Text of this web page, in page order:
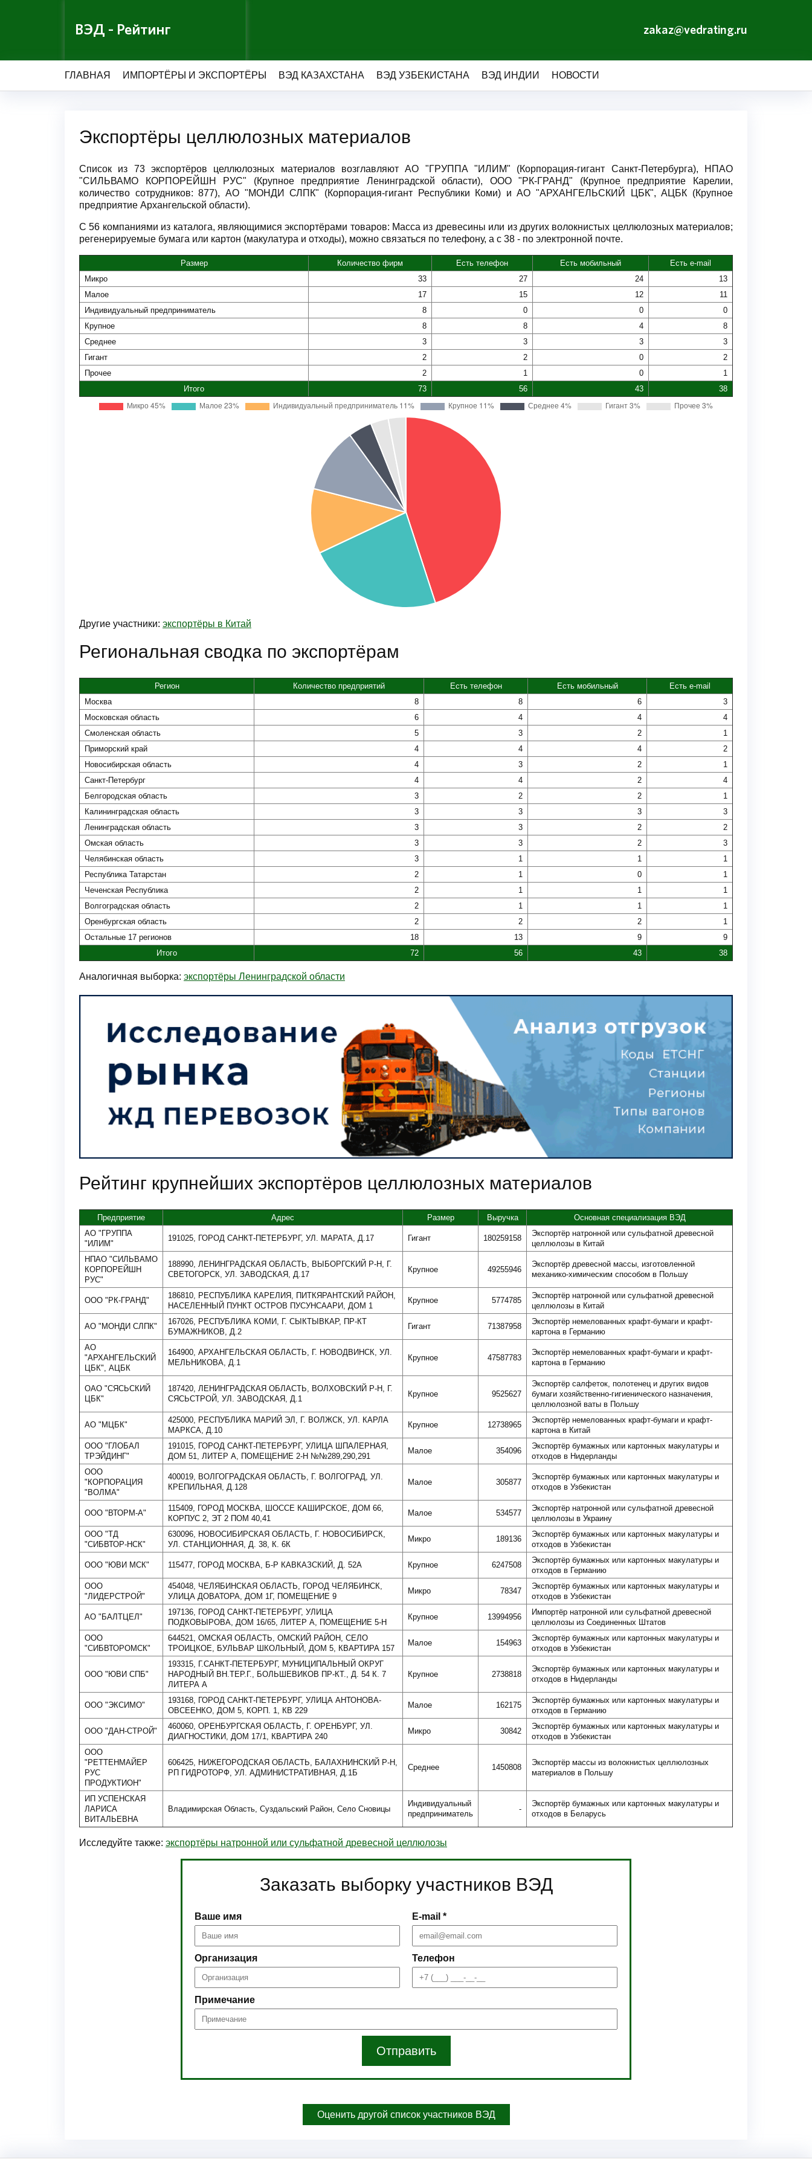
ВЭД - Рейтинг zakaz@vedrating.ru
ГЛАВНАЯ ИМПОРТЁРЫ И ЭКСПОРТЁРЫ ВЭД КАЗАХСТАНА ВЭД УЗБЕКИСТАНА ВЭД ИНДИИ НОВОСТИ
Экспортёры целлюлозных материалов
Список из 73 экспортёров целлюлозных материалов возглавляют АО "ГРУППА "ИЛИМ" (Корпорация-гигант Санкт-Петербурга), НПАО
"СИЛЬВАМО КОРПОРЕЙШН РУС" (Крупное предприятие Ленинградской области), ООО "РК-ГРАНД" (Крупное предприятие Карелии,
количество сотрудников: 877), АО "МОНДИ СЛПК" (Корпорация-гигант Республики Коми) и АО "АРХАНГЕЛЬСКИЙ ЦБК", АЦБК (Крупное
предприятие Архангельской области).
С 56 компаниями из каталога, являющимися экспортёрами товаров: Масса из древесины или из других волокнистых целлюлозных материалов;
регенерируемые бумага или картон (макулатура и отходы), можно связаться по телефону, а с 38 - по электронной почте.
Размер Количество фирм Есть телефон Есть мобильный
Есть e-mail
Микро
33 27 24
13
Малое
17 15 12
11
Индивидуальный предприниматель
8 0 0
0
Крупное
8 8 4
8
Среднее
3 3 3
3
Гигант
2 2 0
2
Прочее
2 1 0
1
Итого
73 56 43 38
Другие участники: экспортёры в Китай
Региональная сводка по экспортёрам
Регион Количество предприятий Есть телефон Есть мобильный
Есть e-mail
Москва
8 8 6
3
Московская область
6 4 4
4
Смоленская область
5 3 2
1
Приморский край
4 4 4
2
Новосибирская область
4 3 2
1
Санкт-Петербург
4 4 2
4
Белгородская область
3 2 2
1
Калининградская область
3 3 3
3
Ленинградская область
3 3 2
2
Омская область
3 3 2
3
Челябинская область
3 1 1
1
Республика Татарстан
2 1 0
1
Чеченская Республика
2 1 1
1
Волгоградская область
2 1 1
1
Оренбургская область
2 2 2
1
Остальные 17 регионов
18 13 9
9
Итого
72 56 43 38
Аналогичная выборка: экспортёры Ленинградской области
Рейтинг крупнейших экспортёров целлюлозных материалов
Предприятие Адрес Размер Выручка
Основная специализация ВЭД
АО "ГРУППА
"ИЛИМ"
191025, ГОРОД САНКТ-ПЕТЕРБУРГ, УЛ. МАРАТА, Д.17 Гигант 180259158
Экспортёр натронной или сульфатной древесной
целлюлозы в Китай
НПАО "СИЛЬВАМО
КОРПОРЕЙШН
РУС"
188990, ЛЕНИНГРАДСКАЯ ОБЛАСТЬ, ВЫБОРГСКИЙ Р-Н, Г.
СВЕТОГОРСК, УЛ. ЗАВОДСКАЯ, Д.17
Крупное 49255946
Экспортёр древесной массы, изготовленной
механико-химическим способом в Польшу
ООО "РК-ГРАНД"
186810, РЕСПУБЛИКА КАРЕЛИЯ, ПИТКЯРАНТСКИЙ РАЙОН,
НАСЕЛЕННЫЙ ПУНКТ ОСТРОВ ПУСУНСААРИ, ДОМ 1
Крупное 5774785
Экспортёр натронной или сульфатной древесной
целлюлозы в Китай
АО "МОНДИ СЛПК"
167026, РЕСПУБЛИКА КОМИ, Г. СЫКТЫВКАР, ПР-КТ
БУМАЖНИКОВ, Д.2
Гигант 71387958
Экспортёр немелованных крафт-бумаги и крафт-
картона в Германию
АО
"АРХАНГЕЛЬСКИЙ
ЦБК", АЦБК
164900, АРХАНГЕЛЬСКАЯ ОБЛАСТЬ, Г. НОВОДВИНСК, УЛ.
МЕЛЬНИКОВА, Д.1
Крупное 47587783
Экспортёр немелованных крафт-бумаги и крафт-
картона в Германию
ОАО "СЯСЬСКИЙ
ЦБК"
187420, ЛЕНИНГРАДСКАЯ ОБЛАСТЬ, ВОЛХОВСКИЙ Р-Н, Г.
СЯСЬСТРОЙ, УЛ. ЗАВОДСКАЯ, Д.1
Крупное 9525627
Экспортёр салфеток, полотенец и других видов
бумаги хозяйственно-гигиенического назначения,
целлюлозной ваты в Польшу
АО "МЦБК"
425000, РЕСПУБЛИКА МАРИЙ ЭЛ, Г. ВОЛЖСК, УЛ. КАРЛА
МАРКСА, Д.10
Крупное 12738965
Экспортёр немелованных крафт-бумаги и крафт-
картона в Китай
ООО "ГЛОБАЛ
ТРЭЙДИНГ"
191015, ГОРОД САНКТ-ПЕТЕРБУРГ, УЛИЦА ШПАЛЕРНАЯ,
ДОМ 51, ЛИТЕР А, ПОМЕЩЕНИЕ 2-Н №№289,290,291
Малое 354096
Экспортёр бумажных или картонных макулатуры и
отходов в Нидерланды
ООО
"КОРПОРАЦИЯ
"ВОЛМА"
400019, ВОЛГОГРАДСКАЯ ОБЛАСТЬ, Г. ВОЛГОГРАД, УЛ.
КРЕПИЛЬНАЯ, Д.128
Малое 305877
Экспортёр бумажных или картонных макулатуры и
отходов в Узбекистан
ООО "ВТОРМ-А"
115409, ГОРОД МОСКВА, ШОССЕ КАШИРСКОЕ, ДОМ 66,
КОРПУС 2, ЭТ 2 ПОМ 40,41
Малое 534577
Экспортёр натронной или сульфатной древесной
целлюлозы в Украину
ООО "ТД
"СИБВТОР-НСК"
630096, НОВОСИБИРСКАЯ ОБЛАСТЬ, Г. НОВОСИБИРСК,
УЛ. СТАНЦИОННАЯ, Д. 38, К. 6К
Микро 189136
Экспортёр бумажных или картонных макулатуры и
отходов в Узбекистан
ООО "ЮВИ МСК" 115477, ГОРОД МОСКВА, Б-Р КАВКАЗСКИЙ, Д. 52А Крупное 6247508
Экспортёр бумажных или картонных макулатуры и
отходов в Германию
ООО
"ЛИДЕРСТРОЙ"
454048, ЧЕЛЯБИНСКАЯ ОБЛАСТЬ, ГОРОД ЧЕЛЯБИНСК,
УЛИЦА ДОВАТОРА, ДОМ 1Г, ПОМЕЩЕНИЕ 9
Микро 78347
Экспортёр бумажных или картонных макулатуры и
отходов в Узбекистан
АО "БАЛТЦЕЛ"
197136, ГОРОД САНКТ-ПЕТЕРБУРГ, УЛИЦА
ПОДКОВЫРОВА, ДОМ 16/65, ЛИТЕР А, ПОМЕЩЕНИЕ 5-Н
Крупное 13994956
Импортёр натронной или сульфатной древесной
целлюлозы из Соединенных Штатов
ООО
"СИБВТОРОМСК"
644521, ОМСКАЯ ОБЛАСТЬ, ОМСКИЙ РАЙОН, СЕЛО
ТРОИЦКОЕ, БУЛЬВАР ШКОЛЬНЫЙ, ДОМ 5, КВАРТИРА 157
Малое 154963
Экспортёр бумажных или картонных макулатуры и
отходов в Узбекистан
ООО "ЮВИ СПБ"
193315, Г.САНКТ-ПЕТЕРБУРГ, МУНИЦИПАЛЬНЫЙ ОКРУГ
НАРОДНЫЙ ВН.ТЕР.Г., БОЛЬШЕВИКОВ ПР-КТ., Д. 54 К. 7
ЛИТЕРА А
Крупное 2738818
Экспортёр бумажных или картонных макулатуры и
отходов в Нидерланды
ООО "ЭКСИМО"
193168, ГОРОД САНКТ-ПЕТЕРБУРГ, УЛИЦА АНТОНОВА-
ОВСЕЕНКО, ДОМ 5, КОРП. 1, КВ 229
Малое 162175
Экспортёр бумажных или картонных макулатуры и
отходов в Германию
ООО "ДАН-СТРОЙ"
460060, ОРЕНБУРГСКАЯ ОБЛАСТЬ, Г. ОРЕНБУРГ, УЛ.
ДИАГНОСТИКИ, ДОМ 17/1, КВАРТИРА 240
Микро 30842
Экспортёр бумажных или картонных макулатуры и
отходов в Узбекистан
ООО
"РЕТТЕНМАЙЕР
РУС
ПРОДУКТИОН"
606425, НИЖЕГОРОДСКАЯ ОБЛАСТЬ, БАЛАХНИНСКИЙ Р-Н,
РП ГИДРОТОРФ, УЛ. АДМИНИСТРАТИВНАЯ, Д.1Б
Среднее 1450808
Экспортёр массы из волокнистых целлюлозных
материалов в Польшу
ИП УСПЕНСКАЯ
ЛАРИСА
ВИТАЛЬЕВНА
Владимирская Область, Суздальский Район, Село Сновицы
Индивидуальный
предприниматель
-
Экспортёр бумажных или картонных макулатуры и
отходов в Беларусь
Исследуйте также: экспортёры натронной или сульфатной древесной целлюлозы
Заказать выборку участников ВЭД
Ваше имя E-mail *
Организация Телефон
Примечание
Отправить
Оценить другой список участников ВЭД